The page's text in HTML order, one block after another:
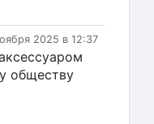
2025 в 12:37
обществу